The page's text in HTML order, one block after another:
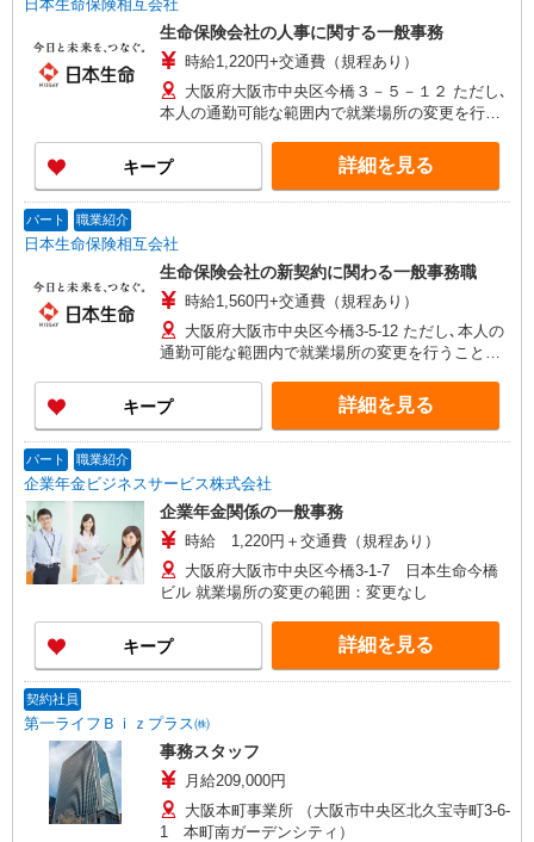
し）
日本生命保険相互会社
生命保険会社の人事に関する一般事務
時給1,220円+交通費（規程あり）
大阪府大阪市中央区今橋３－５－１２ ただし､
本人の通勤可能な範囲内で就業場所の変更を行う
キープ 詳細を見る
パート 職業紹介
日本生命保険相互会社
生命保険会社の新契約に関わる一般事務職
時給1,560円+交通費（規程あり）
大阪府大阪市中央区今橋3-5-12 ただし､本人の
通勤可能な範囲内で就業場所の変更を行うことが
キープ 詳細を見る
パート 職業紹介
企業年金ビジネスサービス株式会社
企業年金関係の一般事務
時給 1,220円＋交通費（規程あり）
大阪府大阪市中央区今橋3-1-7 日本生命今橋
ビル 就業場所の変更の範囲：変更なし
キープ 詳細を見る
契約社員
第一ライフＢｉｚプラス㈱
事務スタッフ
月給209,000円
大阪本町事業所 （大阪市中央区北久宝寺町3-6-
1 本町南ガーデンシティ）